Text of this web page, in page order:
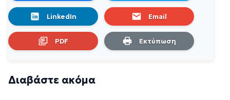
LinkedIn Email
PDF Εκτύπωση
Διαβάστε ακόμα